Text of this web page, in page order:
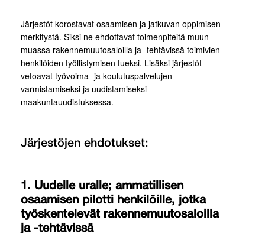
Järjestöt korostavat osaamisen ja jatkuvan oppimisen
merkitystä. Siksi ne ehdottavat toimenpiteitä muun
muassa rakennemuutosaloilla ja -tehtävissä toimivien
henkilöiden työllistymisen tueksi. Lisäksi järjestöt
vetoavat työvoima- ja koulutuspalvelujen
varmistamiseksi ja uudistamiseksi
maakuntauudistuksessa.
Järjestöjen ehdotukset:
1. Uudelle uralle; ammatillisen
osaamisen pilotti henkilöille, jotka
työskentelevät rakennemuutosaloilla
ja -tehtävissä